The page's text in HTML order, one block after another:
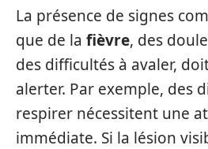
La présence de signes
que de la fièvre, des
des difficultés à avaler,
alerter. Par exemple, des
respirer nécessitent une
immédiate. Si la lésion